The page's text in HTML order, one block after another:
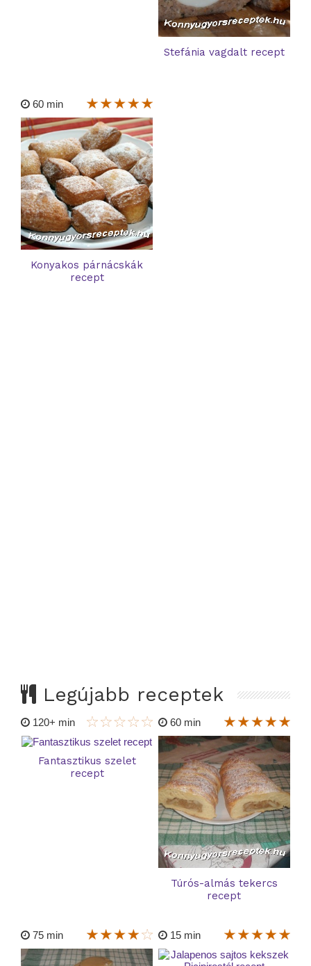
Stefánia vagdalt recept
60 min
Konyakos párnácskák
recept
Legújabb receptek
120+ min
Fantasztikus szelet
recept
60 min
Túrós-almás tekercs
recept
75 min 15 min